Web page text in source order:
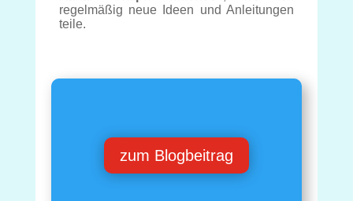
regelmäßig neue Ideen und Anleitungen
teile.
zum Blogbeitrag